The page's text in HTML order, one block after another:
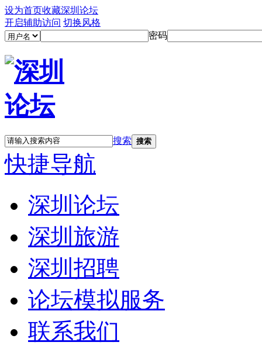
设为首页收藏深圳论坛
开启辅助访问 切换风格
密码
搜索 搜索
快捷导航
深圳论坛
深圳旅游
深圳招聘
论坛模拟服务
联系我们